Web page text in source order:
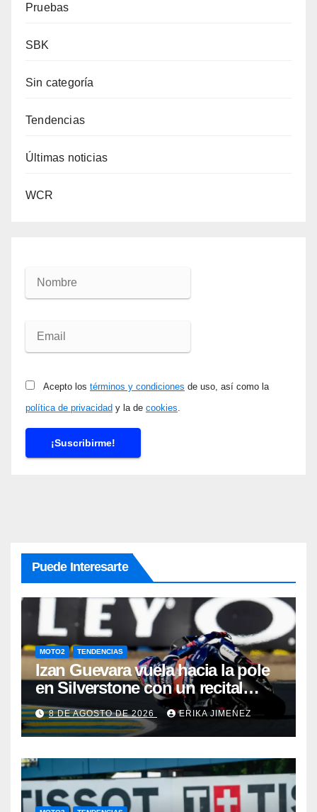
Pruebas
SBK
Sin categoría
Tendencias
Últimas noticias
WCR
Acepto los términos y condiciones de uso, así como la
política de privacidad y la de cookies.
Puede Interesarte
MOTO2 TENDENCIAS
Izan Guevara vuela hacia la pole
en Silverstone con un recital
español en Moto2
8 DE AGOSTO DE 2026 ERIKA JIMENEZ